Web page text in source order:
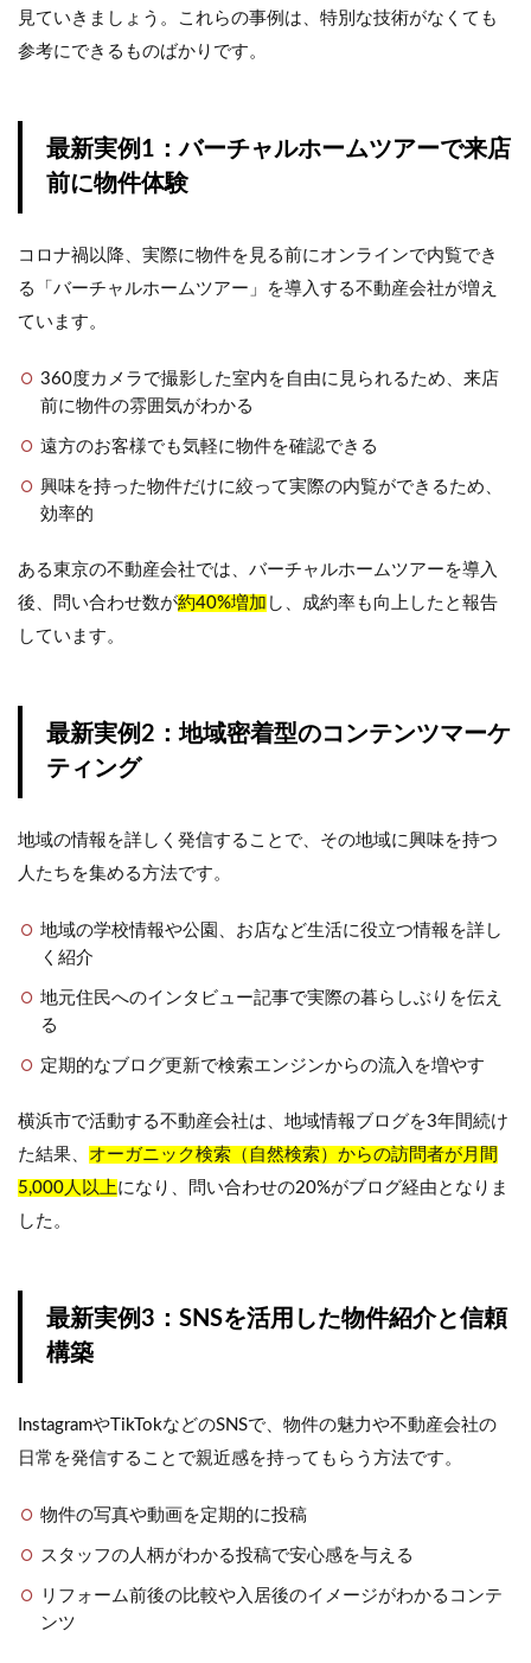
見ていきましょう。これらの事例は、特別な技術がなくても
参考にできるものばかりです。
最新実例1：バーチャルホームツアーで来店
前に物件体験
コロナ禍以降、実際に物件を見る前にオンラインで内覧でき
る「バーチャルホームツアー」を導入する不動産会社が増え
ています。
360度カメラで撮影した室内を自由に見られるため、来店
前に物件の雰囲気がわかる
遠方のお客様でも気軽に物件を確認できる
興味を持った物件だけに絞って実際の内覧ができるため、
効率的
ある東京の不動産会社では、バーチャルホームツアーを導入
後、問い合わせ数が約40%増加 し、成約率も向上したと報告
しています。
最新実例2：地域密着型のコンテンツマーケ
ティング
地域の情報を詳しく発信することで、その地域に興味を持つ
人たちを集める方法です。
地域の学校情報や公園、お店など生活に役立つ情報を詳し
く紹介
地元住民へのインタビュー記事で実際の暮らしぶりを伝え
る
定期的なブログ更新で検索エンジンからの流入を増やす
横浜市で活動する不動産会社は、地域情報ブログを3年間続け
た結果、 オーガニック検索（自然検索）からの訪問者が月間
5,000人以上 になり、問い合わせの20%がブログ経由となりま
した。
最新実例3：SNSを活用した物件紹介と信頼
構築
InstagramやTikTokなどのSNSで、物件の魅力や不動産会社の
日常を発信することで親近感を持ってもらう方法です。
物件の写真や動画を定期的に投稿
スタッフの人柄がわかる投稿で安心感を与える
リフォーム前後の比較や入居後のイメージがわかるコンテ
ンツ